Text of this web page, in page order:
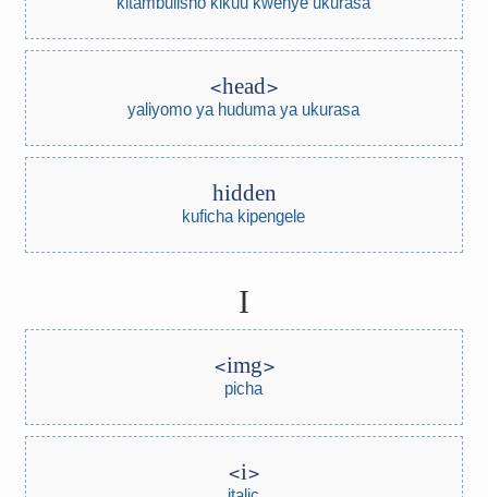
head
yaliyomo ya huduma ya ukurasa
hidden
kuficha kipengele
I
img
picha
i